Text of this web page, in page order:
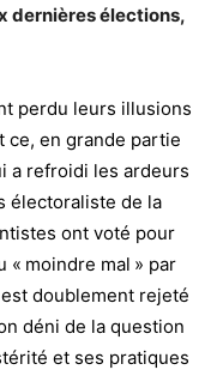
dernières élections,
perdu leurs illusions
ce, en grande partie
a refroidi les ardeurs
électoraliste de la
ont voté pour
« moindre mal » par
doublement rejeté
déni de la question
et ses pratiques